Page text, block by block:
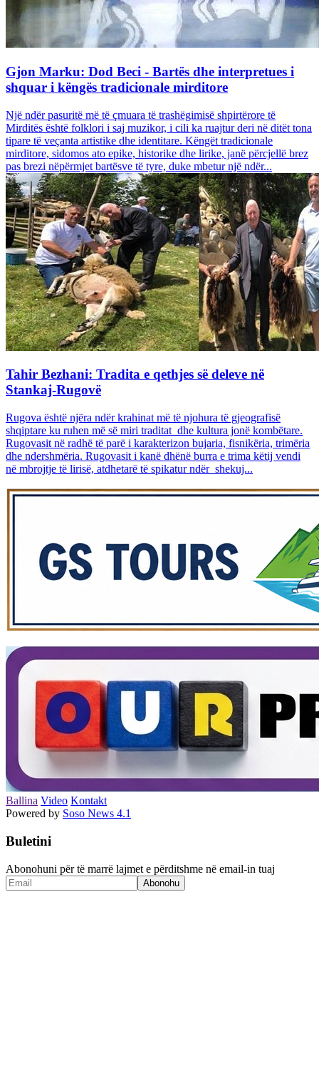
Gjon Marku: Dod Beci - Bartës dhe interpretues i
shquar i këngës tradicionale mirditore
Një ndër pasuritë më të çmuara të trashëgimisë shpirtërore të
Mirditës është folklori i saj muzikor, i cili ka ruajtur deri në ditët tona
tipare të veçanta artistike dhe identitare. Këngët tradicionale
mirditore, sidomos ato epike, historike dhe lirike, janë përcjellë brez
pas brezi nëpërmjet bartësve të tyre, duke mbetur një ndër...
Tahir Bezhani: Tradita e qethjes së deleve në
Stankaj-Rugovë
Rugova është njëra ndër krahinat më të njohura të gjeografisë
shqiptare ku ruhen më së miri traditat dhe kultura jonë kombëtare.
Rugovasit në radhë të parë i karakterizon bujaria, fisnikëria, trimëria
dhe ndershmëria. Rugovasit i kanë dhënë burra e trima këtij vendi
në mbrojtje të lirisë, atdhetarë të spikatur ndër shekuj...
Ballina Video Kontakt
Powered by Soso News 4.1
Buletini
Abonohuni për të marrë lajmet e përditshme në email-in tuaj
Abonohu